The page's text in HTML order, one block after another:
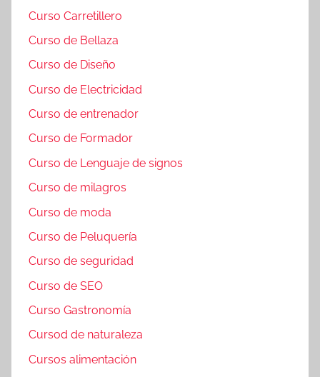
Curso Carretillero
Curso de Bellaza
Curso de Diseño
Curso de Electricidad
Curso de entrenador
Curso de Formador
Curso de Lenguaje de signos
Curso de milagros
Curso de moda
Curso de Peluquería
Curso de seguridad
Curso de SEO
Curso Gastronomía
Cursod de naturaleza
Cursos alimentación